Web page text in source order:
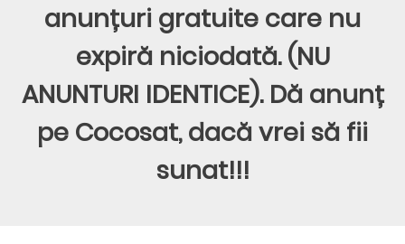
anunțuri gratuite care nu
expiră niciodată. (NU
ANUNTURI IDENTICE). Dă anunț
pe Cocosat, dacă vrei să fii
sunat!!!